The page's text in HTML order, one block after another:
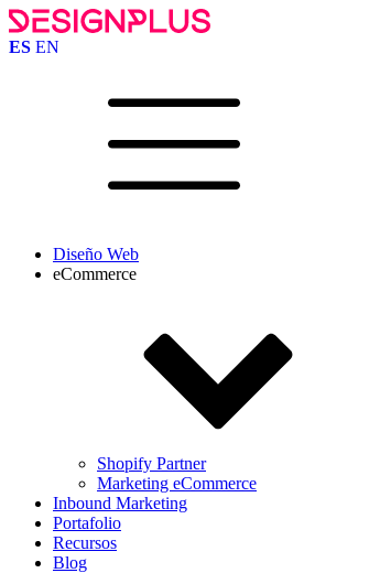
ES EN
Diseño Web
eCommerce
Shopify Partner
Marketing eCommerce
Inbound Marketing
Portafolio
Recursos
Blog